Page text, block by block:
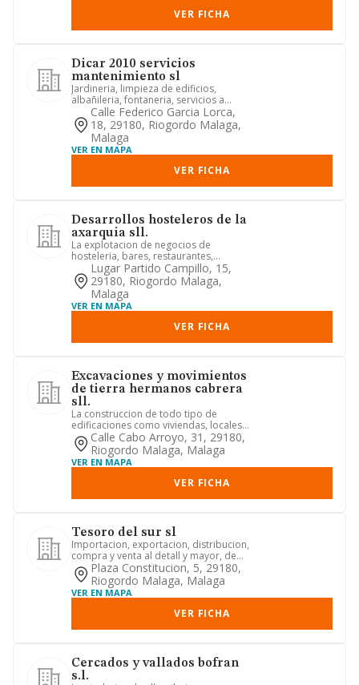
VER FICHA
Dicar 2010 servicios
mantenimiento sl
Jardineria, limpieza de edificios,
albañileria, fontaneria, servicios a
empresas de formacion.
Calle Federico Garcia Lorca,
18, 29180, Riogordo Malaga,
Malaga
VER EN MAPA
VER FICHA
Desarrollos hosteleros de la
axarquia sll.
La explotacion de negocios de
hosteleria, bares, restaurantes,
cafeterias, salas de fiesta y simila...
Lugar Partido Campillo, 15,
29180, Riogordo Malaga,
Malaga
VER EN MAPA
VER FICHA
Excavaciones y movimientos
de tierra hermanos cabrera
sll.
La construccion de todo tipo de
edificaciones como viviendas, locales,
naves, y en general, la ejec...
Calle Cabo Arroyo, 31, 29180,
Riogordo Malaga, Malaga
VER EN MAPA
VER FICHA
Tesoro del sur sl
Importacion, exportacion, distribucion,
compra y venta al detall y mayor, de
todo tipo de objetos a...
Plaza Constitucion, 5, 29180,
Riogordo Malaga, Malaga
VER EN MAPA
VER FICHA
Cercados y vallados bofran
s.l.